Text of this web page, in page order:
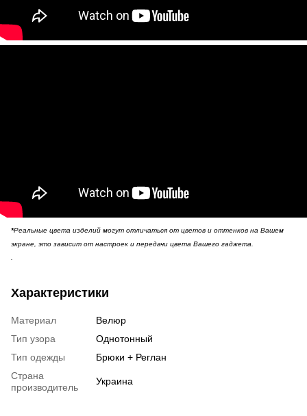
*Реальные цвета изделий могут отличаться от цветов и оттенков на Вашем
экране, это зависит от настроек и передачи цвета Вашего гаджета.
Характеристики
Материал
Велюр
Тип узора
Однотонный
Тип одежды
Брюки + Реглан
Страна
производитель
Украина